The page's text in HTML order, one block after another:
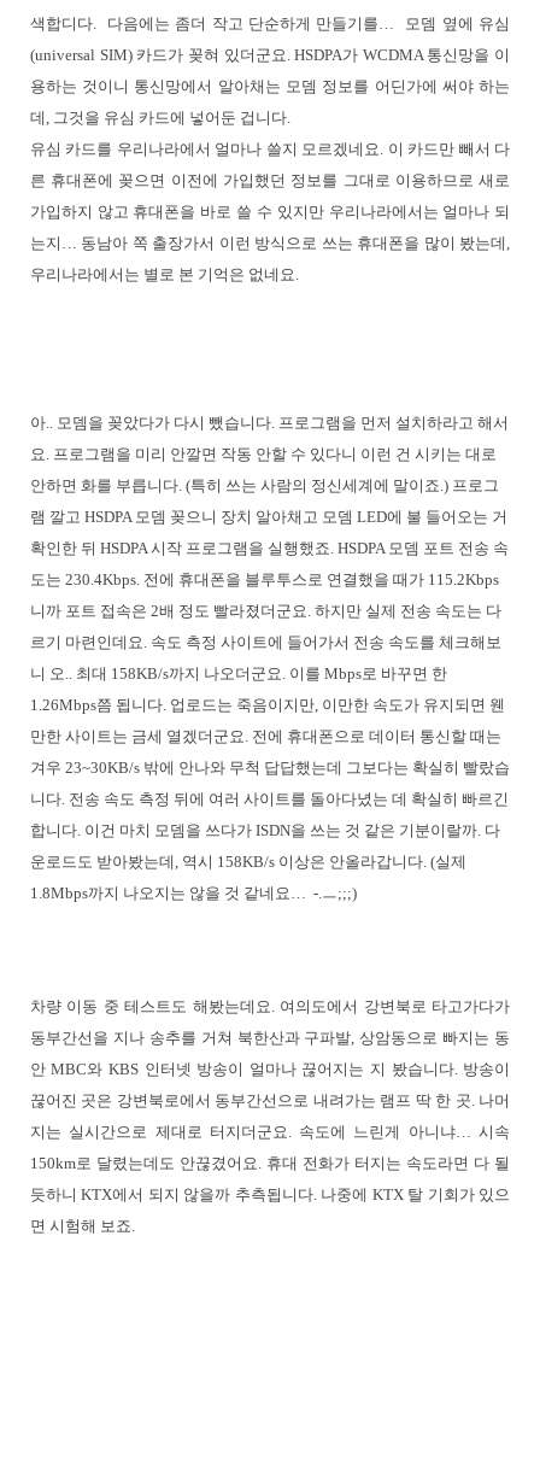
색합디다. 다음에는 좀더 작고 단순하게 만들기를… 모뎀 옆에 유심
(universal SIM) 카드가 꽂혀 있더군요. HSDPA가 WCDMA 통신망을 이
용하는 것이니 통신망에서 알아채는 모뎀 정보를 어딘가에 써야 하는
데, 그것을 유심 카드에 넣어둔 겁니다.
유심 카드를 우리나라에서 얼마나 쓸지 모르겠네요. 이 카드만 빼서 다
른 휴대폰에 꽂으면 이전에 가입했던 정보를 그대로 이용하므로 새로
가입하지 않고 휴대폰을 바로 쓸 수 있지만 우리나라에서는 얼마나 되
는지… 동남아 쪽 출장가서 이런 방식으로 쓰는 휴대폰을 많이 봤는데,
우리나라에서는 별로 본 기억은 없네요.
아.. 모뎀을 꽂았다가 다시 뺐습니다. 프로그램을 먼저 설치하라고 해서
요. 프로그램을 미리 안깔면 작동 안할 수 있다니 이런 건 시키는 대로
안하면 화를 부릅니다. (특히 쓰는 사람의 정신세계에 말이죠.) 프로그
램 깔고 HSDPA 모뎀 꽂으니 장치 알아채고 모뎀 LED에 불 들어오는 거
확인한 뒤 HSDPA 시작 프로그램을 실행했죠. HSDPA 모뎀 포트 전송 속
도는 230.4Kbps. 전에 휴대폰을 블루투스로 연결했을 때가 115.2Kbps
니까 포트 접속은 2배 정도 빨라졌더군요. 하지만 실제 전송 속도는 다
르기 마련인데요. 속도 측정 사이트에 들어가서 전송 속도를 체크해보
니 오.. 최대 158KB/s까지 나오더군요. 이를 Mbps로 바꾸면 한
1.26Mbps쯤 됩니다. 업로드는 죽음이지만, 이만한 속도가 유지되면 웬
만한 사이트는 금세 열겠더군요. 전에 휴대폰으로 데이터 통신할 때는
겨우 23~30KB/s 밖에 안나와 무척 답답했는데 그보다는 확실히 빨랐습
니다. 전송 속도 측정 뒤에 여러 사이트를 돌아다녔는 데 확실히 빠르긴
합니다. 이건 마치 모뎀을 쓰다가 ISDN을 쓰는 것 같은 기분이랄까. 다
운로드도 받아봤는데, 역시 158KB/s 이상은 안올라갑니다. (실제
1.8Mbps까지 나오지는 않을 것 같네요… -.ㅡ;;;)
차량 이동 중 테스트도 해봤는데요. 여의도에서 강변북로 타고가다가
동부간선을 지나 송추를 거쳐 북한산과 구파발, 상암동으로 빠지는 동
안 MBC와 KBS 인터넷 방송이 얼마나 끊어지는 지 봤습니다. 방송이
끊어진 곳은 강변북로에서 동부간선으로 내려가는 램프 딱 한 곳. 나머
지는 실시간으로 제대로 터지더군요. 속도에 느린게 아니냐… 시속
150km로 달렸는데도 안끊겼어요. 휴대 전화가 터지는 속도라면 다 될
듯하니 KTX에서 되지 않을까 추측됩니다. 나중에 KTX 탈 기회가 있으
면 시험해 보죠.